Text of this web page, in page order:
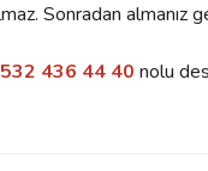
Sonradan almanız
436 44 40 nolu